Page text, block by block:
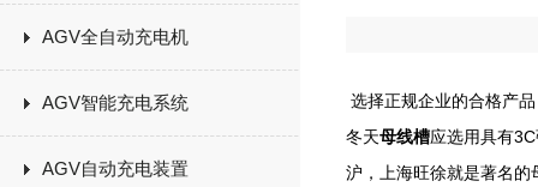
AGV全自动充电机
AGV智能充电系统
AGV自动充电装置
选择正规企业的合格产
冬天母线槽应选用具有
沪，上海旺徐就是著名